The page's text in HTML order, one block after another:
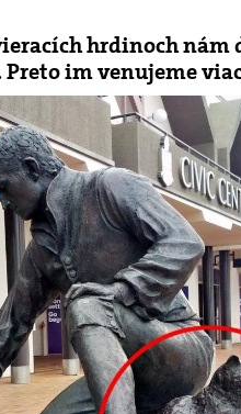
hrdinoch nám
im venujeme